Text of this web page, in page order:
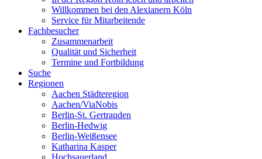
Willkommen bei den Alexianern Köln
Service für Mitarbeitende
Fachbesucher
Zusammenarbeit
Qualität und Sicherheit
Termine und Fortbildung
Suche
Regionen
Aachen Städteregion
Aachen/ViaNobis
Berlin-St. Gertrauden
Berlin-Hedwig
Berlin-Weißensee
Katharina Kasper
Hochsauerland